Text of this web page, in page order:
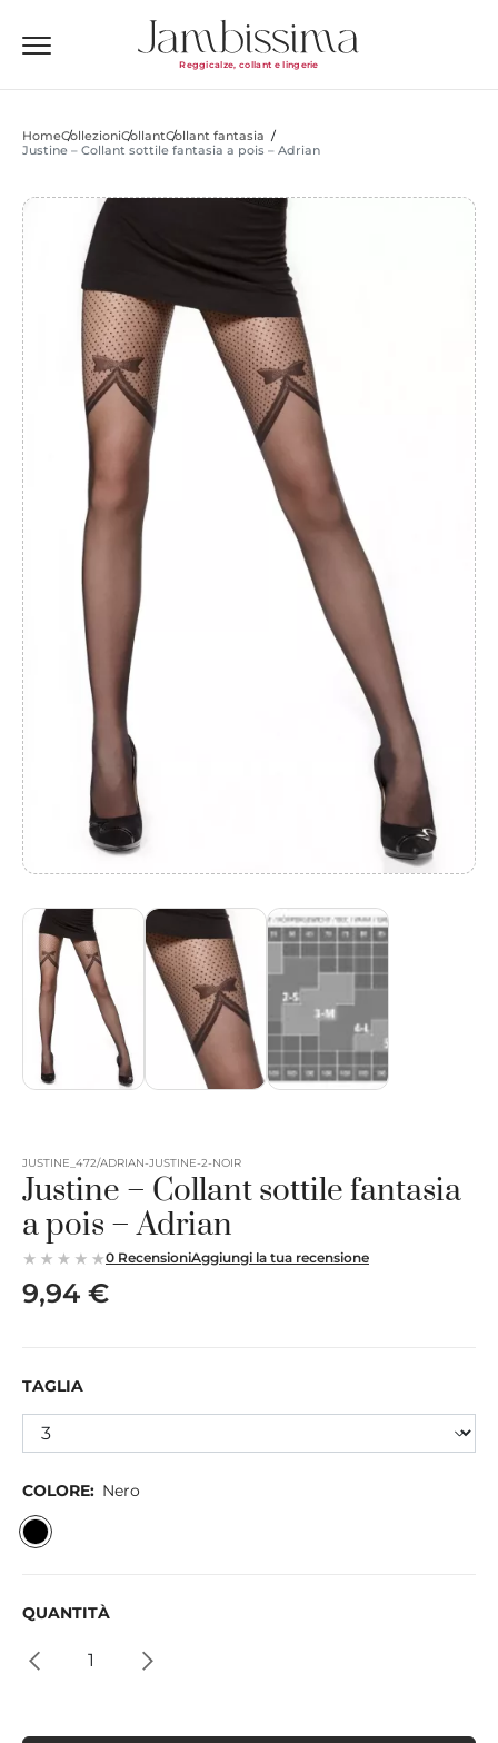
Reggicalze, collant e lingerie
HomeCollezioniCollantCollant fantasia
Justine – Collant sottile fantasia a pois – Adrian
JUSTINE_472/ADRIAN-JUSTINE-2-NOIR
Justine – Collant sottile fantasia
a pois – Adrian
0 RecensioniAggiungi la tua recensione
9,94 €
TAGLIA
COLORE: Nero
QUANTITÀ